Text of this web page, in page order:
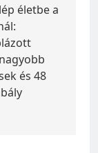
életbe a
és 48